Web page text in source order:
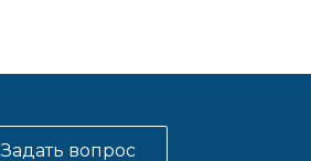
Задать вопрос